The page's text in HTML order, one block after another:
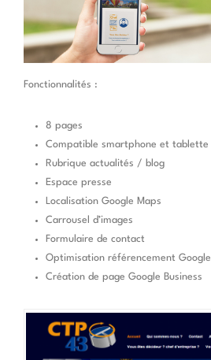
Fonctionnalités :
8 pages
Compatible smartphone et tablette
Rubrique actualités / blog
Espace presse
Localisation Google Maps
Carrousel d’images
Formulaire de contact
Optimisation référencement Google
Création de page Google Business